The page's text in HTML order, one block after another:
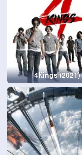
4Kings (2021)